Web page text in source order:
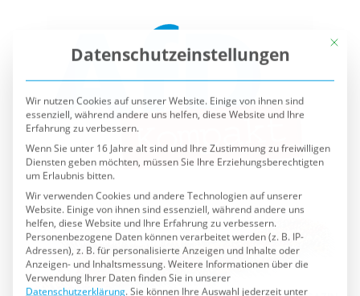
Wir nutzen Cookies auf unserer Website. Einige von ihnen sind
essenziell, während andere uns helfen, diese Website und Ihre
Erfahrung zu verbessern.
Wenn Sie unter 16 Jahre alt sind und Ihre Zustimmung zu freiwilligen
Diensten geben möchten, müssen Sie Ihre Erziehungsberechtigten
um Erlaubnis bitten.
Wir verwenden Cookies und andere Technologien auf unserer
Website. Einige von ihnen sind essenziell, während andere uns
helfen, diese Website und Ihre Erfahrung zu verbessern.
Personenbezogene Daten können verarbeitet werden (z. B. IP-
Adressen), z. B. für personalisierte Anzeigen und Inhalte oder
Anzeigen- und Inhaltsmessung.Weitere Informationen über die
Verwendung Ihrer Daten finden Sie in unserer
Datenschutzerklärung. Sie können Ihre Auswahl jederzeit unter
Einstellungenwiderrufen oder anpassen.